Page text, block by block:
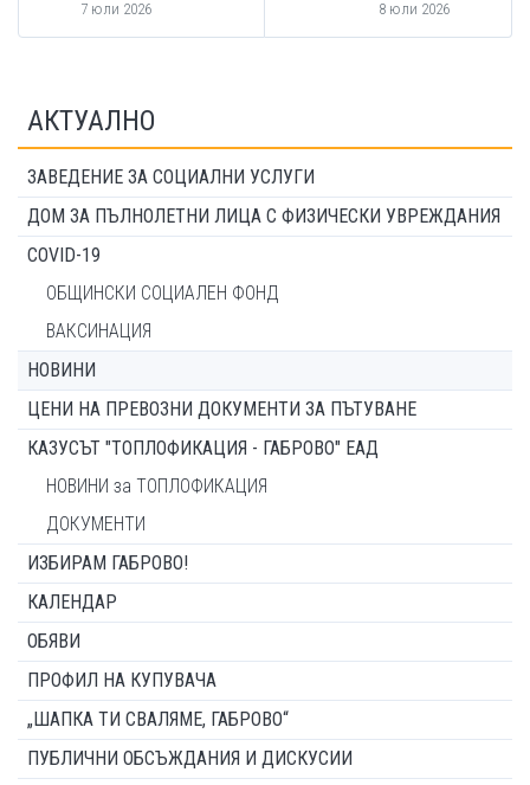
7 юли 2026 8 юли 2026
АКТУАЛНО
ЗАВЕДЕНИЕ ЗА СОЦИАЛНИ УСЛУГИ
ДОМ ЗА ПЪЛНОЛЕТНИ ЛИЦА С ФИЗИЧЕСКИ УВРЕЖДАНИЯ
COVID-19
ОБЩИНСКИ СОЦИАЛЕН ФОНД
ВАКСИНАЦИЯ
НОВИНИ
ЦЕНИ НА ПРЕВОЗНИ ДОКУМЕНТИ ЗА ПЪТУВАНЕ
КАЗУСЪТ "ТОПЛОФИКАЦИЯ - ГАБРОВО" ЕАД
НОВИНИ за ТОПЛОФИКАЦИЯ
ДОКУМЕНТИ
ИЗБИРАМ ГАБРОВО!
КАЛЕНДАР
ОБЯВИ
ПРОФИЛ НА КУПУВАЧА
„ШАПКА ТИ СВАЛЯМЕ, ГАБРОВО“
ПУБЛИЧНИ ОБСЪЖДАНИЯ И ДИСКУСИИ